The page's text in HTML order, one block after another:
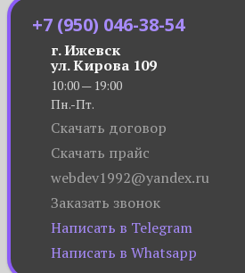
+7 (950) 046-38-54
г. Ижевск
ул. Кирова 109
10:00 — 19:00
Пн.-Пт.
Скачать договор
Скачать прайс
webdev1992@yandex.ru
Заказать звонок
Написать в Telegram
Написать в Whatsapp